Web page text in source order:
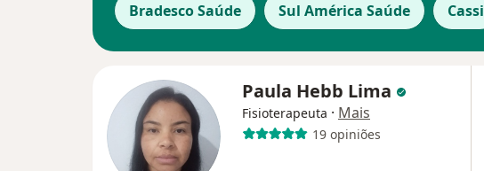
Bradesco Saúde Sul América Saúde Cassi
Paula Hebb Lima
Fisioterapeuta · Mais
19 opiniões